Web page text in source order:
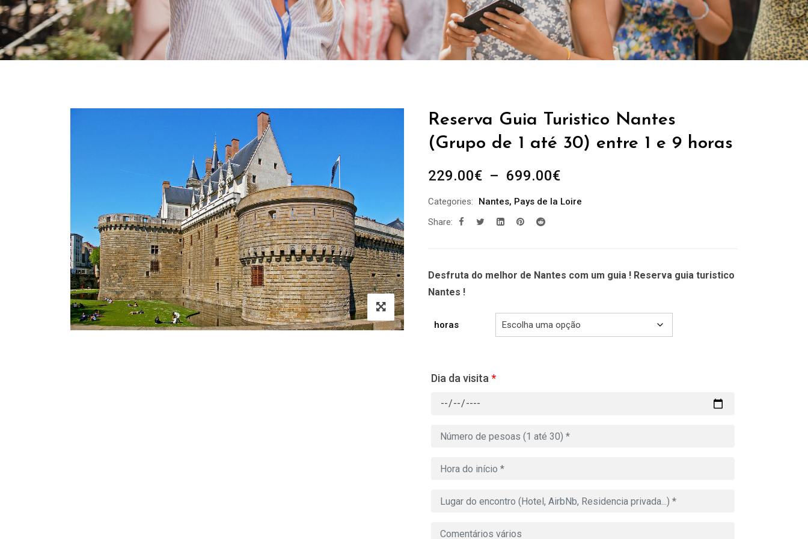
Reserva Guia Turistico Nantes
(Grupo de 1 até 30) entre 1 e 9 horas
229.00€ – 699.00€Plage
prix :
Categories: Nantes, Pays de la Loire
Share:
Desfruta do melhor de Nantes com um guia ! Reserva guia turistico
Nantes !
horas
Dia da visita *